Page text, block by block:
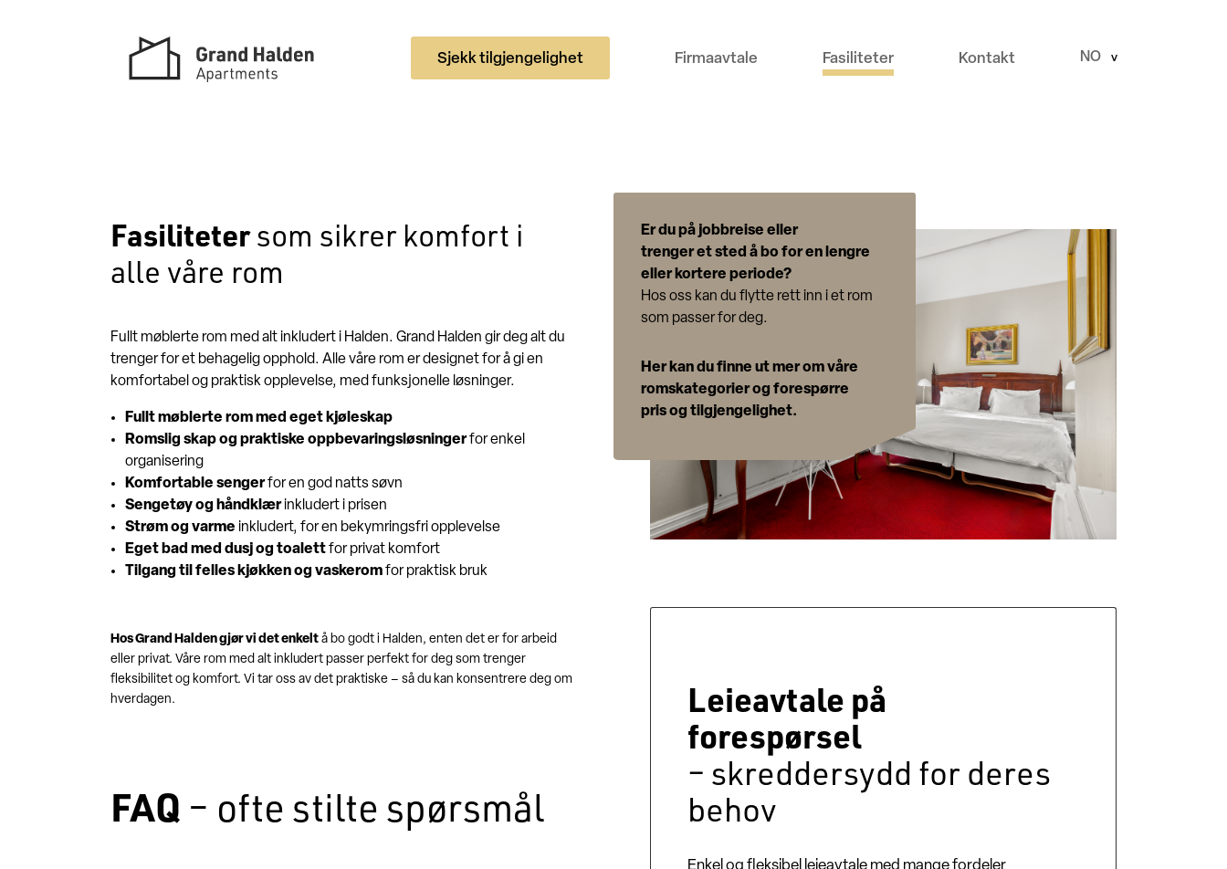
Sjekk tilgjengelighet Firmaavtale Fasiliteter Kontakt NO >
Fasilitetersom sikrer komfort i
alle våre rom
Fullt møblerte rom med alt inkludert i Halden. Grand Halden gir deg alt du
trenger for et behagelig opphold. Alle våre rom er designet for å gi en
komfortabel og praktisk opplevelse, med funksjonelle løsninger.
Fullt møblerte rom med eget kjøleskap
Romslig skap og praktiske oppbevaringsløsningerfor enkel
organisering
Komfortable sengerfor en god natts søvn
Sengetøy og håndklærinkludert i prisen
Strøm og varme inkludert, for en bekymringsfri opplevelse
Eget bad med dusj og toalettfor privat komfort
Tilgang til felles kjøkken og vaskeromfor praktisk bruk
Hos Grand Halden gjør vi det enkeltå bo godt i Halden, enten det er for arbeid
eller privat. Våre rom med alt inkludert passer perfekt for deg som trenger
fleksibilitet og komfort. Vi tar oss av det praktiske – så du kan konsentrere deg om
hverdagen.
FAQ – ofte stilte spørsmål
Er du på jobbreise eller
trenger et sted å bo for en lengre
eller kortere periode?
Hos oss kan du flytte rett inn i et rom
som passer for deg.
Her kan du finne ut mer om våre
romskategorier og forespørre
pris og tilgjengelighet.
Leieavtale på
forespørsel
– skreddersydd for deres
behov